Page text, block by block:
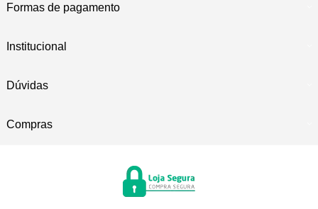
Formas de pagamento
Institucional
Dúvidas
Compras